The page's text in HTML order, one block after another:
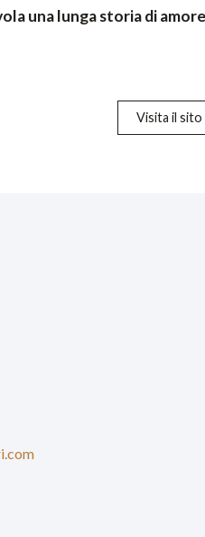
una lunga storia di
Visita il sito